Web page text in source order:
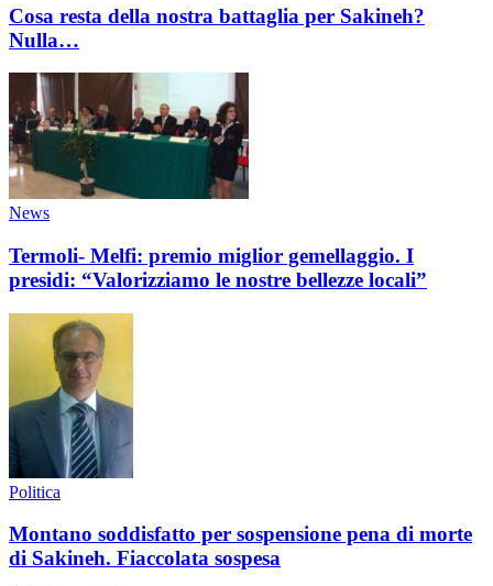
Cosa resta della nostra battaglia per Sakineh?
Nulla…
News
Termoli- Melfi: premio miglior gemellaggio. I
presidi: “Valorizziamo le nostre bellezze locali”
Politica
Montano soddisfatto per sospensione pena di morte
di Sakineh. Fiaccolata sospesa